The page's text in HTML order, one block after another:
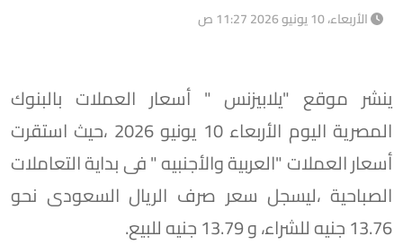
الأربعاء، 10 يونيو 2026 11:27 ص
ينشر موقع "يلابيزنس " أسعار العملات بالبنوك
المصرية اليوم الأربعاء 10 يونيو 2026 ،حيث استقرت
أسعار العملات "العربية والأجنبيه " فى بداية التعاملات
الصباحية ،ليسجل سعر صرف الريال السعودى نحو
13.76 جنيه للشراء، و 13.79 جنيه للبيع.